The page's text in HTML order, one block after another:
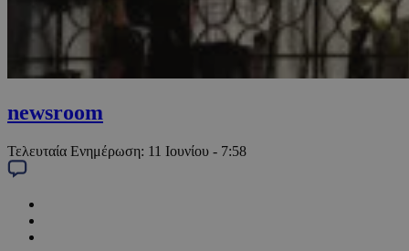
newsroom
Τελευταία Ενημέρωση: 11 Ιουνίου - 7:58